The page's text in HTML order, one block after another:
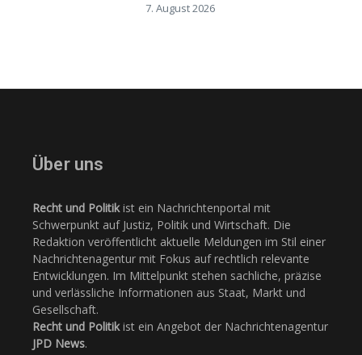
7. August 2026
Über uns
Recht und Politikist ein Nachrichtenportal mit
Schwerpunkt auf Justiz, Politik und Wirtschaft. Die
Redaktion veröffentlicht aktuelle Meldungen im Stil einer
Nachrichtenagentur mit Fokus auf rechtlich relevante
Entwicklungen. Im Mittelpunkt stehen sachliche, präzise
und verlässliche Informationen aus Staat, Markt und
Gesellschaft.
Recht und Politikist ein Angebot der Nachrichtenagentur
JPD News.